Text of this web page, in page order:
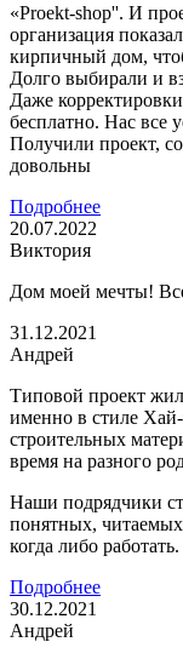
«Proekt-shop''. И
организация
кирпичный дом,
Долго выбирали и
Даже корректировки
бесплатно. Нас все
Получили проект,
довольны
Подробнее
20.07.2022
Виктория
Дом моей мечты!
31.12.2021
Андрей
Типовой проект
именно в стиле
строительных
время на разного
Наши подрядчики
понятных,
когда либо работать.
Подробнее
30.12.2021
Андрей